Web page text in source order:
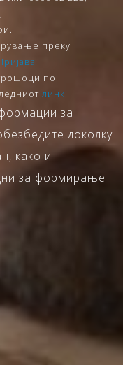
преку
по
линк
за
доколку
како и
за формирање